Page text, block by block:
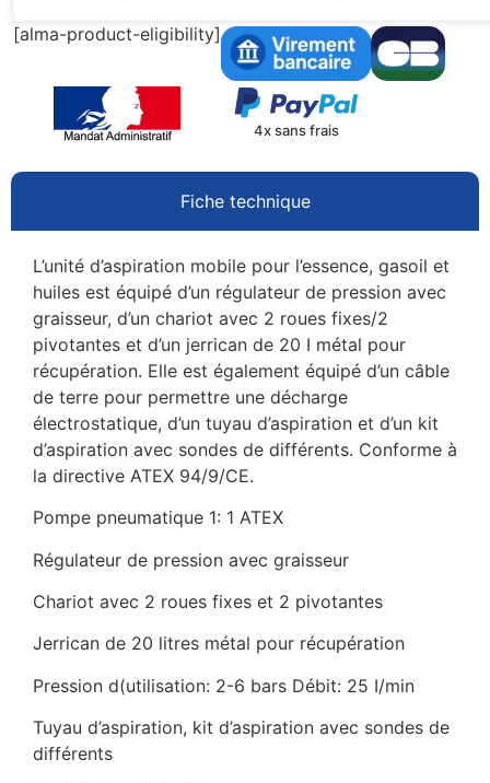
[alma-product-eligibility]
4x sans frais
Fiche technique
L’unité d’aspiration mobile pour l’essence, gasoil et
huiles est équipé d’un régulateur de pression avec
graisseur, d’un chariot avec 2 roues fixes/2
pivotantes et d’un jerrican de 20 I métal pour
récupération. Elle est également équipé d’un câble
de terre pour permettre une décharge
électrostatique, d’un tuyau d’aspiration et d’un kit
d’aspiration avec sondes de différents. Conforme à
la directive ATEX 94/9/CE.
Pompe pneumatique 1: 1 ATEX
Régulateur de pression avec graisseur
Chariot avec 2 roues fixes et 2 pivotantes
Jerrican de 20 litres métal pour récupération
Pression d(utilisation: 2-6 bars Débit: 25 I/min
Tuyau d’aspiration, kit d’aspiration avec sondes de
différents